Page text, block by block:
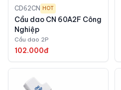
CD62CN HOT
Cầu dao CN 60A2F Công
Nghiệp
Cầu dao 2P
102.000đ